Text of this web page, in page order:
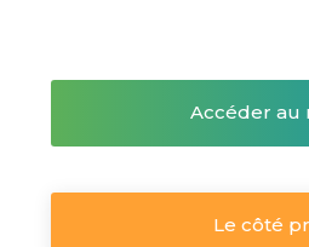
Accéder au
Le côté